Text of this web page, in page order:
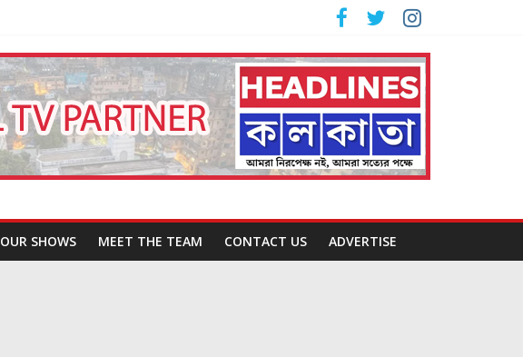
OUR SHOWS MEET THE TEAM CONTACT US ADVERTISE